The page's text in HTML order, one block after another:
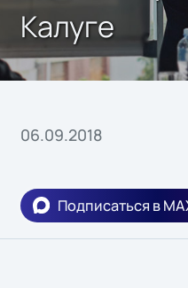
Калуге
06.09.2018
Подписаться в